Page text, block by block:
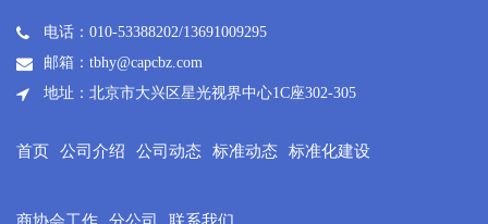
电话：010-53388202/13691009295
邮箱：tbhy@capcbz.com
地址：北京市大兴区星光视界中心1C座302-305
首页 公司介绍 公司动态 标准动态 标准化建设